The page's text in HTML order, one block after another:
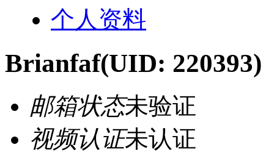
个人资料
Brianfaf(UID: 220393)
邮箱状态未验证
视频认证未认证